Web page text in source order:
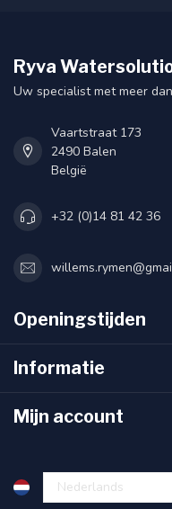
Ryva
Uw specialist met meer
Vaartstraat 173
2490 Balen
België
+32 (0)14 81 42 36
Openingstijden
Informatie
Mijn account